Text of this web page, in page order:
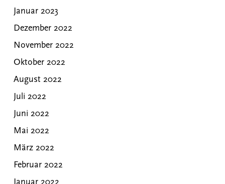
Januar 2023
Dezember 2022
November 2022
Oktober 2022
August 2022
Juli 2022
Juni 2022
Mai 2022
März 2022
Februar 2022